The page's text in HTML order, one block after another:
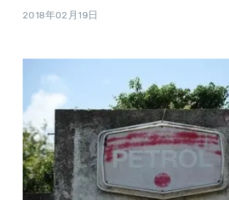
2018年02月19日